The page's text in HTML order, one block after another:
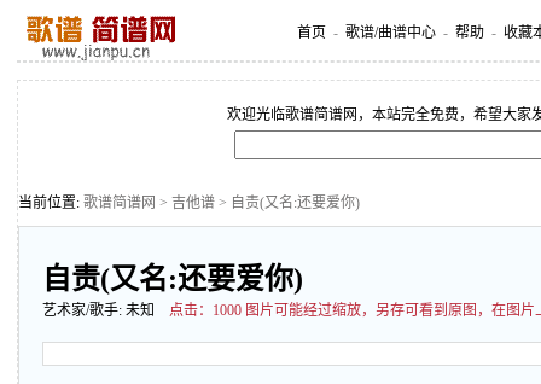
首页 - 歌谱/曲谱中心 - 帮助 - 收藏
欢迎光临歌谱简谱网，本站完全免费，希望大家
当前位置: 歌谱简谱网 > 吉他谱 > 自责(又名:还要爱你)
自责(又名:还要爱你)
艺术家/歌手: 未知 点击： 1000 图片可能经过缩放，另存可看到原图，在图